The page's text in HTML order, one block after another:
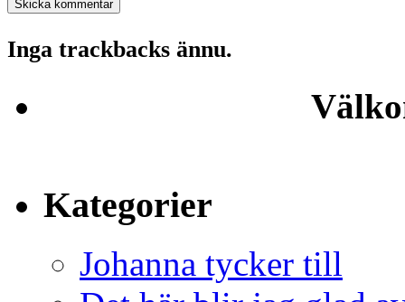
Inga trackbacks ännu.
Kategorier
Johanna tycker till